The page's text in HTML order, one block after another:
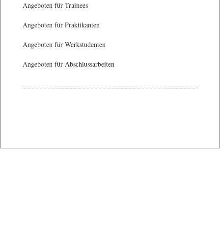
Angeboten für Trainees
Angeboten für Praktikanten
Angeboten für Werkstudenten
Angeboten für Abschlussarbeiten